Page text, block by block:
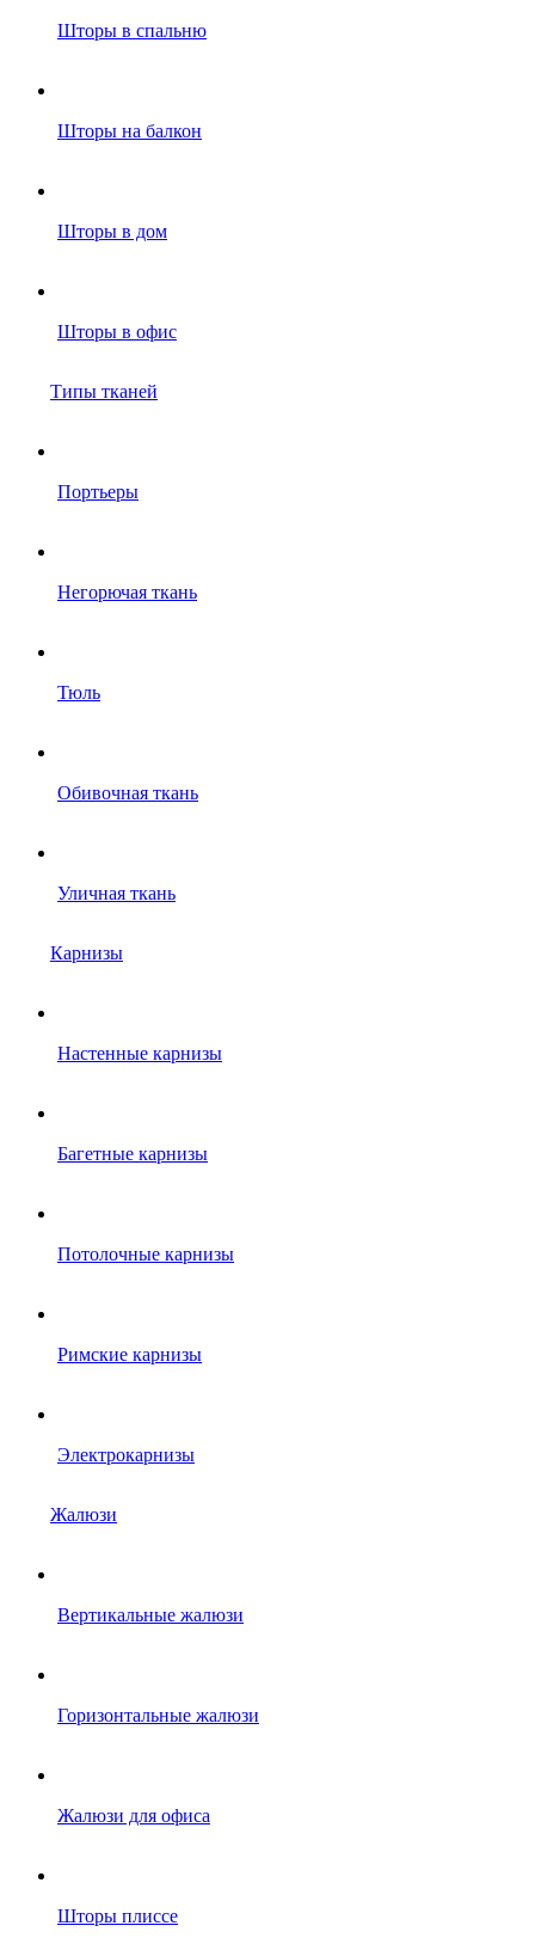
Шторы в спальню
Шторы на балкон
Шторы в дом
Шторы в офис
Типы тканей
Портьеры
Негорючая ткань
Тюль
Обивочная ткань
Уличная ткань
Карнизы
Настенные карнизы
Багетные карнизы
Потолочные карнизы
Римские карнизы
Электрокарнизы
Жалюзи
Вертикальные жалюзи
Горизонтальные жалюзи
Жалюзи для офиса
Шторы плиссе